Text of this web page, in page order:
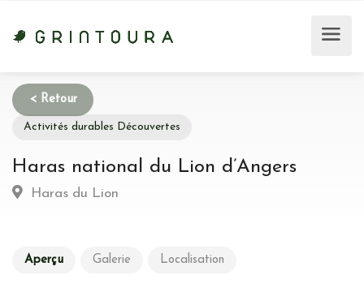
Activités durables Découvertes
Haras national du Lion d’Angers
Haras du Lion
Aperçu Galerie Localisation